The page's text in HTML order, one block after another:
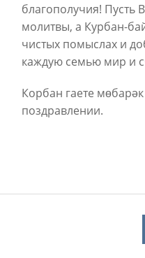
благополучия!
молитвы, а Курбан-
чистых помыслах и
каждую семью мир и
Корбан гаете
поздравлении.